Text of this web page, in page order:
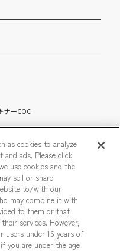
ナーCOC
ポリシー
する保護方針
as cookies to analyze
ads. Please click
use cookies and the
sell or share
to/with our
may combine it with
to them or that
services. However,
users under 16 years of
you are under the age